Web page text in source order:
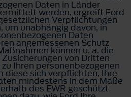
Daten in Länder
werden, ergreift Ford
Verpflichtungen
unabhängig davon, in
Daten
angemessenen Schutz
können u. a. die
von Dritten
Ihren personenbezogenen
diese sich verpflichten, Ihre
mindestens in dem Maße
des EWR geschützt